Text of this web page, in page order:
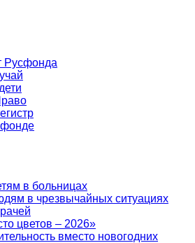
Русфонда
в больницах
в чрезвычайных ситуациях
цветов – 2026»
вместо новогодних